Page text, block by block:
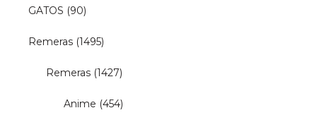
GATOS (90)
Remeras (1495)
Remeras (1427)
Anime (454)